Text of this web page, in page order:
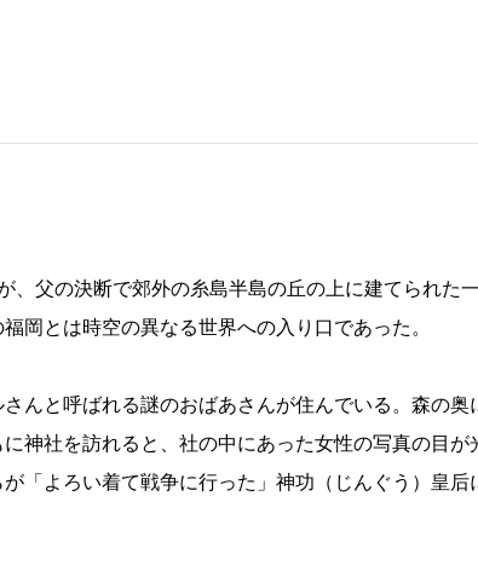
、父の決断で郊外の糸島半島の丘の上に建てられた
岡とは時空の異なる世界への入り口であった。
んと呼ばれる謎のおばあさんが住んでいる。森の奥
神社を訪れると、社の中にあった女性の写真の目が
「よろい着て戦争に行った」神功（じんぐう）皇后